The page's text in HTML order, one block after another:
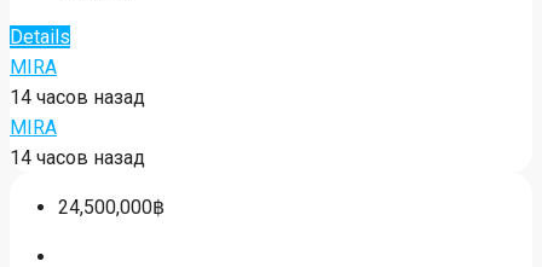
Details
MIRA
14 часов назад
MIRA
14 часов назад
24,500,000฿